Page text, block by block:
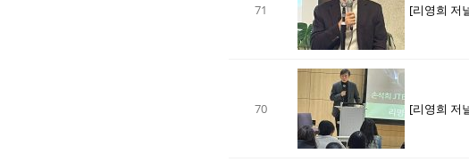
71
70 [리영희 저